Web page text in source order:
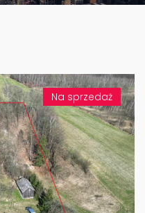
Na sprzedaż